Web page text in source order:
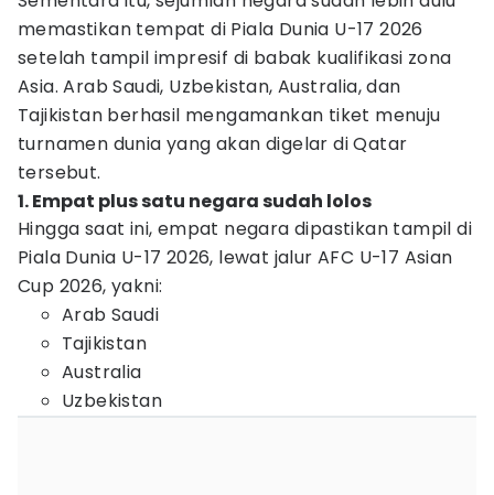
memastikan tempat di Piala Dunia U-17 2026
setelah tampil impresif di babak kualifikasi zona
Asia. Arab Saudi, Uzbekistan, Australia, dan
Tajikistan berhasil mengamankan tiket menuju
turnamen dunia yang akan digelar di Qatar
tersebut.
1. Empat plus satu negara sudah lolos
Hingga saat ini, empat negara dipastikan tampil di
Piala Dunia U-17 2026, lewat jalur AFC U-17 Asian
Cup 2026, yakni:
Arab Saudi
Tajikistan
Australia
Uzbekistan